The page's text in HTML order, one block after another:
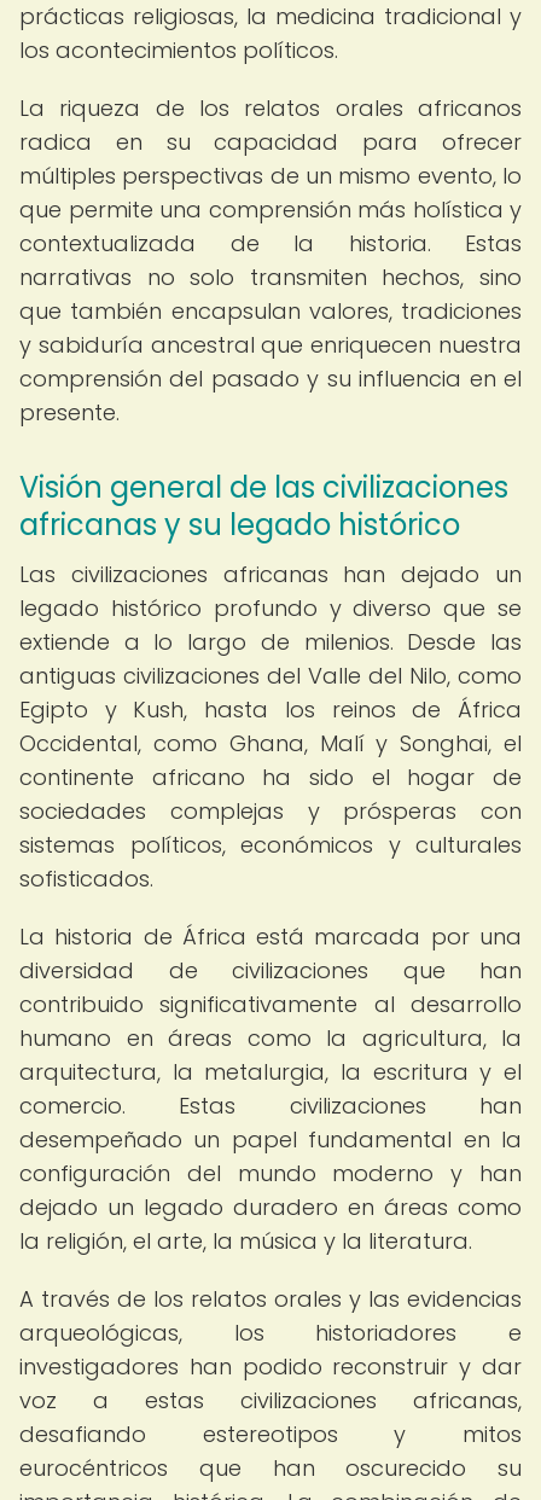
prácticas religiosas, la medicina tradicional y
los acontecimientos políticos.
La riqueza de los relatos orales africanos
radica en su capacidad para ofrecer
múltiples perspectivas de un mismo evento, lo
que permite una comprensión más holística y
contextualizada de la historia. Estas
narrativas no solo transmiten hechos, sino
que también encapsulan valores, tradiciones
y sabiduría ancestral que enriquecen nuestra
comprensión del pasado y su influencia en el
presente.
Visión general de las civilizaciones
africanas y su legado histórico
Las civilizaciones africanas han dejado un
legado histórico profundo y diverso que se
extiende a lo largo de milenios. Desde las
antiguas civilizaciones del Valle del Nilo, como
Egipto y Kush, hasta los reinos de África
Occidental, como Ghana, Malí y Songhai, el
continente africano ha sido el hogar de
sociedades complejas y prósperas con
sistemas políticos, económicos y culturales
sofisticados.
La historia de África está marcada por una
diversidad de civilizaciones que han
contribuido significativamente al desarrollo
humano en áreas como la agricultura, la
arquitectura, la metalurgia, la escritura y el
comercio. Estas civilizaciones han
desempeñado un papel fundamental en la
configuración del mundo moderno y han
dejado un legado duradero en áreas como
la religión, el arte, la música y la literatura.
A través de los relatos orales y las evidencias
arqueológicas, los historiadores e
investigadores han podido reconstruir y dar
voz a estas civilizaciones africanas,
desafiando estereotipos y mitos
eurocéntricos que han oscurecido su